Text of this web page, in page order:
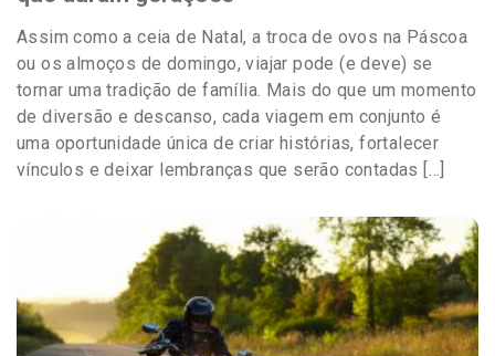
Assim como a ceia de Natal, a troca de ovos na Páscoa
ou os almoços de domingo, viajar pode (e deve) se
tornar uma tradição de família. Mais do que um momento
de diversão e descanso, cada viagem em conjunto é
uma oportunidade única de criar histórias, fortalecer
vínculos e deixar lembranças que serão contadas […]